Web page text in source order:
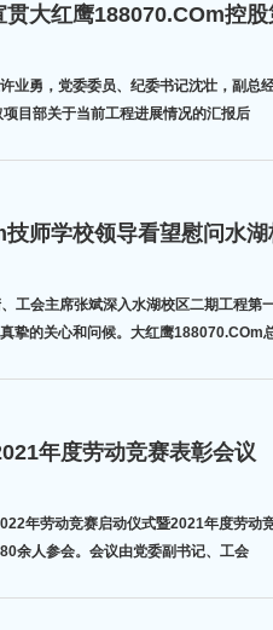
大红鹰188070.COm控
季度项目考核。 许业勇一行在听取项目部关于当前工程进展情况的汇报后
师学校领导看望慰问水湖
会主席张斌深入水湖校区二期工程
挚的关心和问候。大红鹰188070.COm
年度劳动竞赛表彰会议
年劳动竞赛启动仪式暨2021年度劳
余人参会。会议由党委副书记、工会